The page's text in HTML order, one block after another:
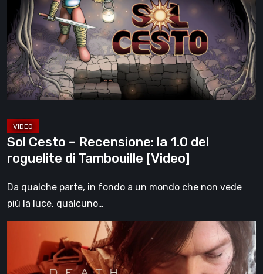
Recensione:
la
1.0
del
roguelite
di
[Video]
Sol Cesto – Recensione: la 1.0 del
roguelite di Tambouille [Video]
Da qualche parte, in fondo a un mondo che non vede
più la luce, qualcuno…
Stranding